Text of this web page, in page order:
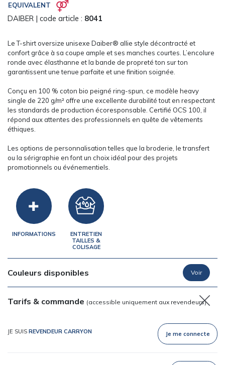
MESSAGE
EQUIVALENT
DAIBER | code article : 8041
Le T-shirt oversize unisexe Daiber® allie style décontracté et
confort grâce à sa coupe ample et ses manches courtes. L’encolure
ronde avec élasthanne et la bande de propreté ton sur ton
garantissent une tenue parfaite et une finition soignée.
Conçu en 100 % coton bio peigné ring-spun, ce modèle heavy
single de 220 g/m² offre une excellente durabilité tout en respectant
les standards de production écoresponsable. Certifié OCS 100, il
répond aux attentes des professionnels en quête de vêtements
éthiques.
Les options de personnalisation telles que la broderie, le transfert
ou la sérigraphie en font un choix idéal pour des projets
promotionnels ou événementiels.
INFORMATIONS
ENTRETIEN
TAILLES &
COLISAGE
Couleurs disponibles
Tarifs & commande (accessible uniquement aux revendeurs)
JE SUIS REVENDEUR CARRYON Je me connecte